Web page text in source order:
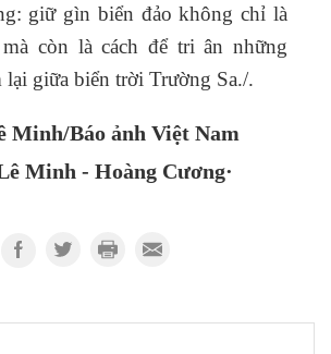
giữ gìn biển đảo không chỉ là
còn là cách để tri ân những
lại giữa biển trời Trường Sa./.
Minh/Báo ảnh Việt Nam
Minh - Hoàng Cương·